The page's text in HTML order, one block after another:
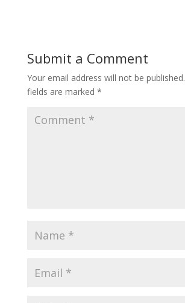
Submit a Comment
Your email address will not be published.
fields are marked *